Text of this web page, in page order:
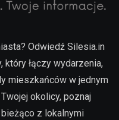
Odwiedź Silesia.in
który łączy wydarzenia,
mieszkańców w jednym
okolicy, poznaj
z lokalnymi